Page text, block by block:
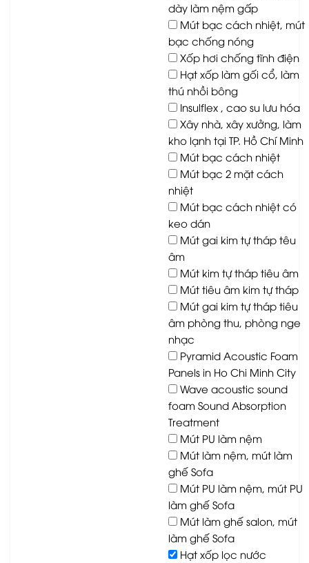
dày làm nệm gấp
Mút bạc cách nhiệt, mút
bạc chống nóng
Xốp hơi chống tĩnh điện
Hạt xốp làm gối cổ, làm
thú nhồi bông
Insulflex , cao su lưu hóa
Xây nhà, xây xưởng, làm
kho lạnh tại TP. Hồ Chí Minh
Mút bạc cách nhiệt
Mút bạc 2 mặt cách
nhiệt
Mút bạc cách nhiệt có
keo dán
Mút gai kim tự tháp têu
âm
Mút kim tự tháp tiêu âm
Mút tiêu âm kim tự tháp
Mút gai kim tự tháp tiêu
âm phòng thu, phòng nge
nhạc
Pyramid Acoustic Foam
Panels in Ho Chi Minh City
Wave acoustic sound
foam Sound Absorption
Treatment
Mút PU làm nệm
Mút làm nệm, mút làm
ghế Sofa
Mút PU làm nệm, mút PU
làm ghế Sofa
Mút làm ghế salon, mút
làm ghế Sofa
Hạt xốp lọc nước